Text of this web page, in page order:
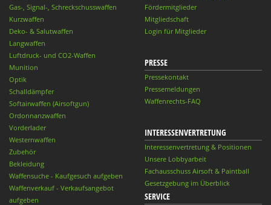
Gas-, Signal-, Schreckschusswaffen
Kurzwaffen
Deko- & Salutwaffen
Langwaffen
Luftdruck- und CO2-Waffen
Munition
Optik
Schalldämpfer
Softairwaffen (Airsoftgun)
Ordonnanzwaffen
Vorderlader
Westernwaffen
Zubehör
Bekleidung
Waffensuche - Kaufgesuch aufgeben
Waffenverkauf - Verkaufsangebot
aufgeben
Fördermitglieder
Mitgliedschaft
Login für Mitglieder
PRESSE
Pressekontakt
Pressemeldungen
Waffenrechts-FAQ
INTERESSENVERTRETUNG
Interessenvertretung & Positionen
Unsere Lobbyarbeit
Fachausschuss Airsoft & Paintball
Gesetzgebung im Überblick
SERVICE